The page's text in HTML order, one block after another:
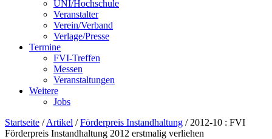
UNI/Hochschule
Veranstalter
Verein/Verband
Verlage/Presse
Termine
FVI-Treffen
Messen
Veranstaltungen
Weitere
Jobs
Startseite /Artikel /Förderpreis Instandhaltung / 2012-10 : FVI
Förderpreis Instandhaltung 2012 erstmalig verliehen